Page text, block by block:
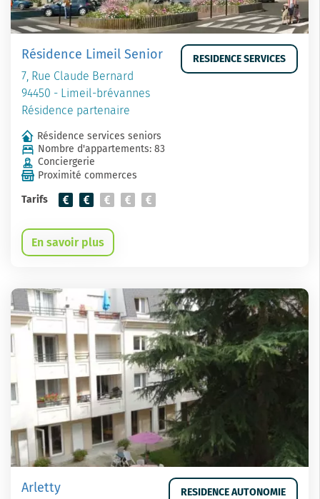
Résidence Limeil Senior
7, Rue Claude Bernard
94450 - Limeil-brévannes
Résidence partenaire
RESIDENCE SERVICES
Résidence services seniors
Nombre d'appartements: 83
Conciergerie
Proximité commerces
Tarifs
En savoir plus
Arletty RESIDENCE AUTONOMIE